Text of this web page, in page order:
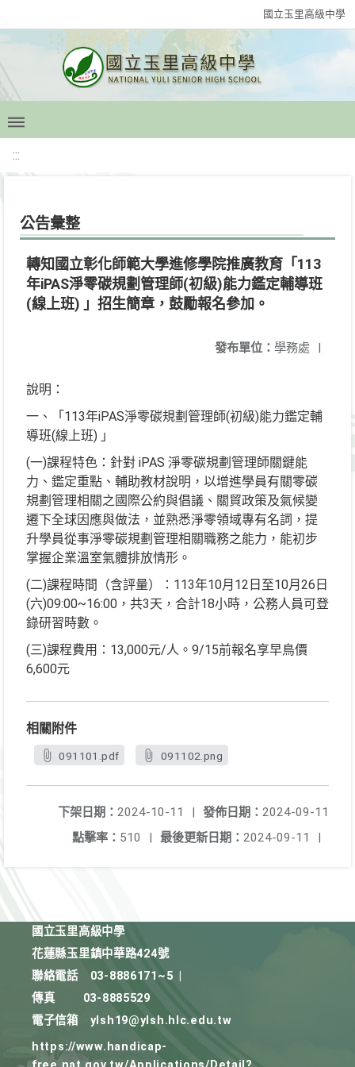
國立玉里高級中學
:::
公告彙整
轉知國立彰化師範大學進修學院推廣教育「113
年iPAS淨零碳規劃管理師(初級)能力鑑定輔導班
(線上班) 」招生簡章，鼓勵報名參加。
發布單位： 學務處 |
說明：
一、「113年iPAS淨零碳規劃管理師(初級)能力鑑定輔
導班(線上班) 」
(一)課程特色：針對 iPAS 淨零碳規劃管理師關鍵能
力、鑑定重點、輔助教材說明，以增進學員有關零碳
規劃管理相關之國際公約與倡議、關貿政策及氣候變
遷下全球因應與做法，並熟悉淨零領域專有名詞，提
升學員從事淨零碳規劃管理相關職務之能力，能初步
掌握企業溫室氣體排放情形。
(二)課程時間（含評量）：113年10月12日至10月26日
(六)09:00~16:00，共3天，合計18小時，公務人員可登
錄研習時數。
(三)課程費用：13,000元/人。9/15前報名享早鳥價
6,600元
相關附件
091101.pdf 091102.png
發佈日期： 2024-09-11
下架日期： 2024-10-11
|
最後更新日期： 2024-09-11 |
點擊率： 510 |
國立玉里高級中學
花蓮縣玉里鎮中華路424號
聯絡電話
03-8886171~5
傳真
03-8885529
電子信箱
ylsh19@ylsh.hlc.edu.tw
https://www.handicap-